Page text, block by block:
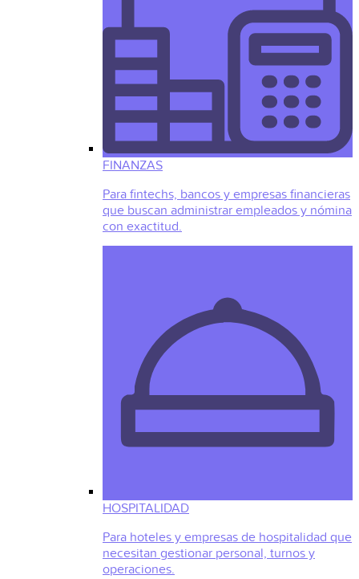
FINANZAS
Para fintechs, bancos y empresas financieras
que buscan administrar empleados y nómina
con exactitud.
HOSPITALIDAD
Para hoteles y empresas de hospitalidad que
necesitan gestionar personal, turnos y
operaciones.